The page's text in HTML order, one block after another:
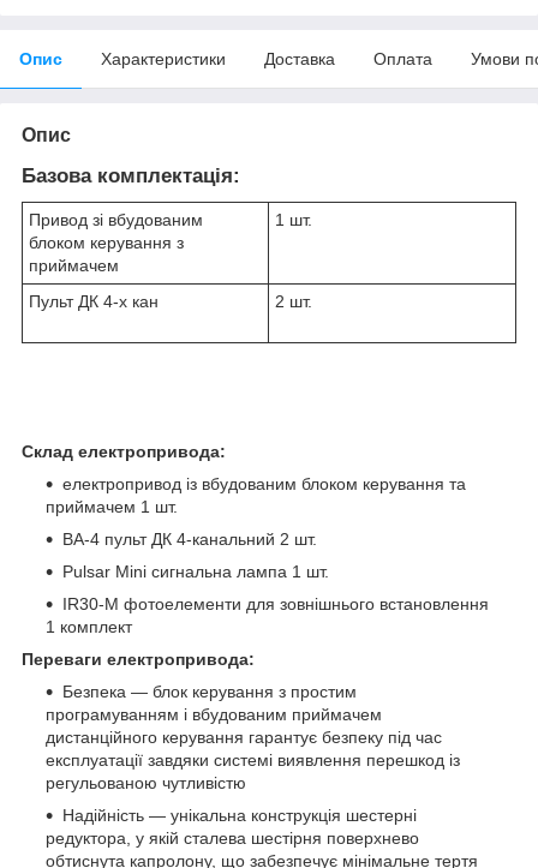
Опис Характеристики Доставка Оплата Умови
Опис
Базова комплектація:
Привод зі вбудованим
блоком керування з
приймачем
1 шт.
Пульт ДК 4-х кан 2 шт.
Склад електропривода:
електропривод із вбудованим блоком керування та
приймачем 1 шт.
BA-4 пульт ДК 4-канальний 2 шт.
Pulsar Mini сигнальна лампа 1 шт.
IR30-M фотоелементи для зовнішнього встановлення
1 комплект
Переваги електропривода:
Безпека — блок керування з простим
програмуванням і вбудованим приймачем
дистанційного керування гарантує безпеку під час
експлуатації завдяки системі виявлення перешкод із
регульованою чутливістю
Надійність — унікальна конструкція шестерні
редуктора, у якій сталева шестірня поверхнево
обтиснута капролону, що забезпечує мінімальне тертя